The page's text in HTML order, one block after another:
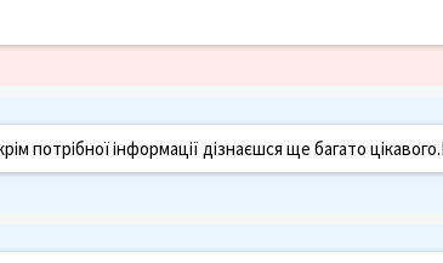
потрібної інформації дізнаєшся ще багато